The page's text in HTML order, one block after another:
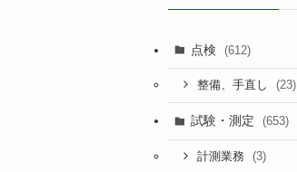
点検 (612)
整備、手直し (23)
試験・測定 (653)
計測業務 (3)